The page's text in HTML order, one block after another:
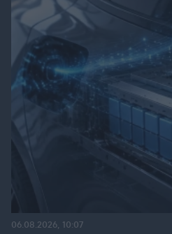
06.08.2026, 10:07